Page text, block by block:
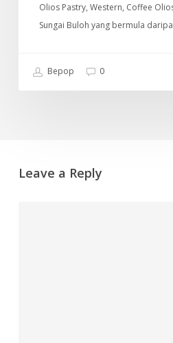
Olios Pastry, Western, Coffee
Sungai Buloh yang bermula
Bepop 0
Leave a Reply